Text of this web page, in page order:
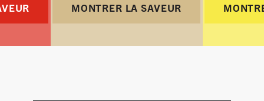
MONTRER LA SAVEUR